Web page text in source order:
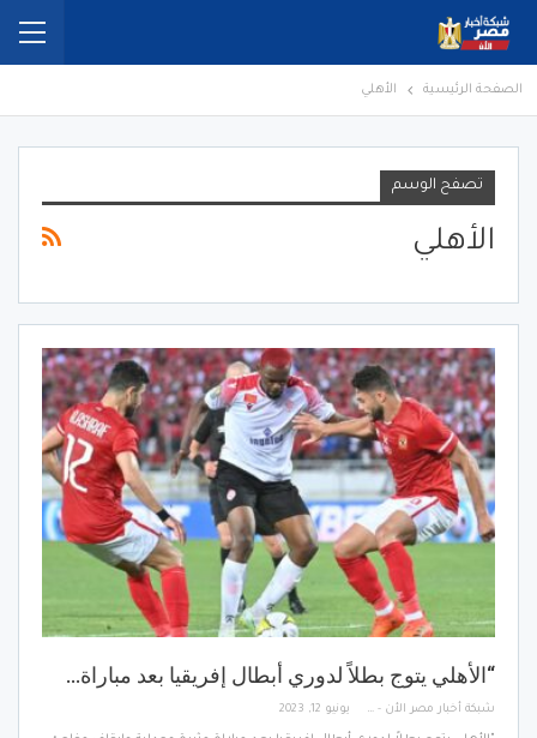
الصفحة الرئيسية الأهلي
تصفح الوسم
الأهلي
“الأهلي يتوج بطلاً لدوري أبطال إفريقيا بعد مباراة…
شبكة أخبار مصر الأن - Egypt News Network Now يونيو 12, 2023